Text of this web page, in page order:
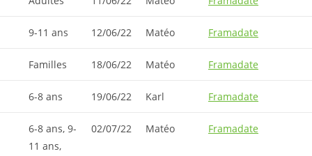
9-11 ans 12/06/22 Matéo Framadate
Familles 18/06/22 Matéo Framadate
6-8 ans 19/06/22 Karl Framadate
6-8 ans, 9-
11 ans,
02/07/22 Matéo Framadate